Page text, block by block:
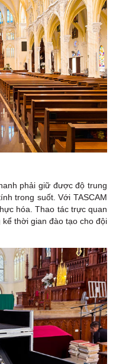
phải giữ được độ trung
trong suốt. Với TASCAM
hóa. Thao tác trực quan
thời gian đào tạo cho đội